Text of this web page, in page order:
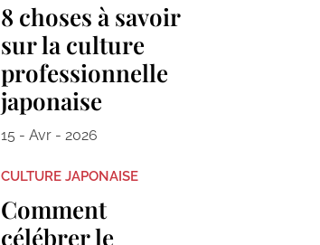
8 choses à savoir
sur la culture
professionnelle
japonaise
15 - Avr - 2026
CULTURE JAPONAISE
Comment
célébrer le